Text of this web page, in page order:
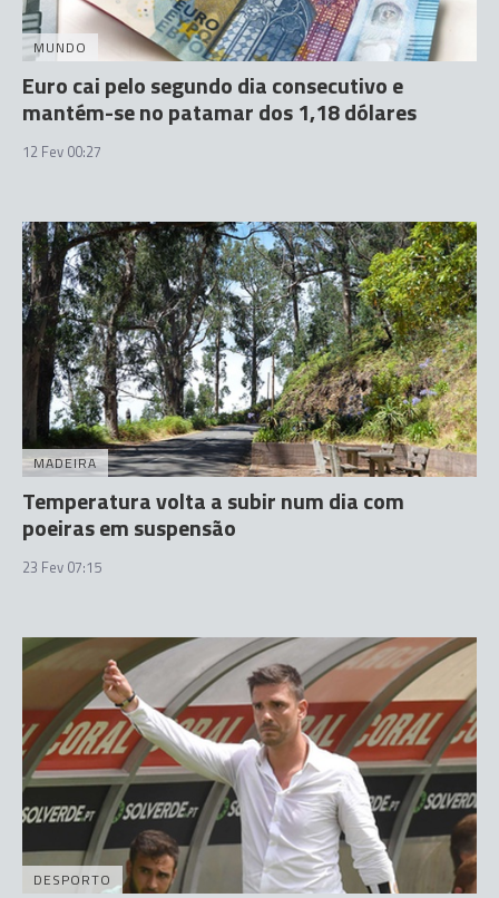
MUNDO
Euro cai pelo segundo dia consecutivo e
mantém-se no patamar dos 1,18 dólares
12 Fev 00:27
MADEIRA
Temperatura volta a subir num dia com
poeiras em suspensão
23 Fev 07:15
DESPORTO